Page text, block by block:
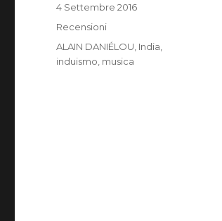
Pubblicato
il
4 Settembre 2016
Categorie
Recensioni
Tag
ALAIN DANIÉLOU India
induismo musica